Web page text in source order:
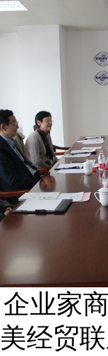
业家
经贸